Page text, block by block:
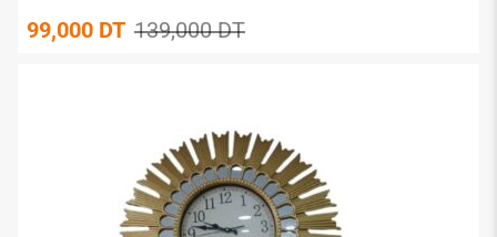
139,000DT
99,000 DT
✱